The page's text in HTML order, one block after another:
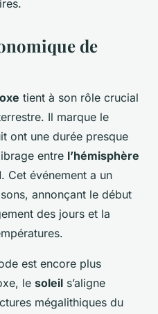
de
tient à son rôle crucial
Il marque le
ont une durée presque
entre l’hémisphère
. Cet événement a un
annonçant le début
des jours et la
est encore plus
le soleil s’aligne
mégalithiques du